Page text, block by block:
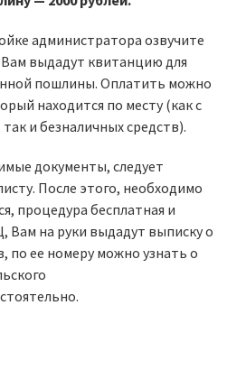
администратора озвучите
Вам выдадут квитанцию для
пошлины. Оплатить можно
находится по месту (как с
и безналичных средств).
документы, следует
После этого, необходимо
процедура бесплатная и
Вам на руки выдадут выписку о
по ее номеру можно узнать о